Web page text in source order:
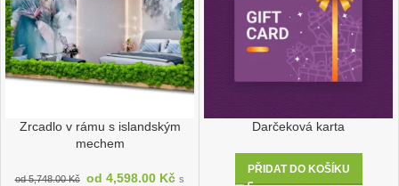
Zrcadlo v rámu s islandským
mechem
od5,748.00Kč od4,598.00 Kč s
Darčeková karta
PŘIDAT DO KOŠÍKU